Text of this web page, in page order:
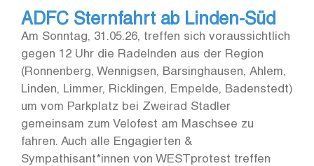
ADFC Sternfahrt ab Linden-Süd
Am Sonntag, 31.05.26, treffen sich voraussichtlich
gegen 12 Uhr die Radelnden aus der Region
(Ronnenberg, Wennigsen, Barsinghausen, Ahlem,
Linden, Limmer, Ricklingen, Empelde, Badenstedt)
um vom Parkplatz bei Zweirad Stadler
gemeinsam zum Velofest am Maschsee zu
fahren. Auch alle Engagierten &
Sympathisant*innen von WESTprotest treffen